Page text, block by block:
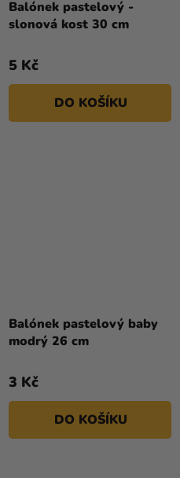
Balónek pastelový -
slonová kost 30 cm
5 Kč
DO KOŠÍKU
Balónek pastelový baby
modrý 26 cm
3 Kč
DO KOŠÍKU